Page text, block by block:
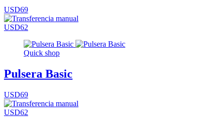
USD69
USD62
Quick shop
Pulsera Basic
USD69
USD62